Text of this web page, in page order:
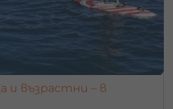
и възрастни – в